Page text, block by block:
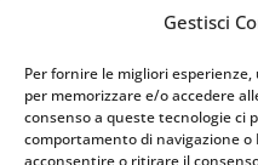
Gestisci
Per fornire le migliori
per memorizzare e/o accedere
consenso a queste tecnologie ci
comportamento di navigazione
acconsentire o ritirare il
Privacy Policy